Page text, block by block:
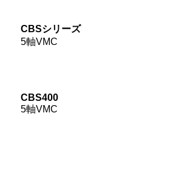
CBSシリーズ
5軸VMC
CBS400
5軸VMC